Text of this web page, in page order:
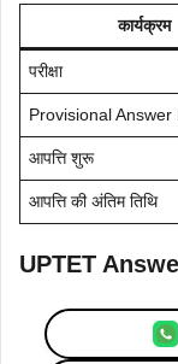
कार्यक्रम
परीक्षा
Provisional Answer
आपत्ति शुरू
आपत्ति की अंतिम तिथि
UPTET